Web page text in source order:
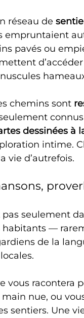
réseau de
empruntaient
pavés ou
chemins sont
connus
dessinées à
intime.
vie d’autrefois.
seulement
habitants —
de la
vous racontera
nue, ou
sentiers. Une